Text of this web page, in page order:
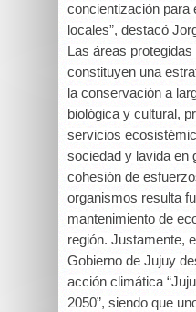
concientización para
locales”, destacó
Las áreas
constituyen una
la conservación a
biológica y cultural,
servicios
sociedad y lavida en
cohesión de
organismos resulta
mantenimiento de
región. Justamente,
Gobierno de Jujuy
acción climática
2050”, siendo que